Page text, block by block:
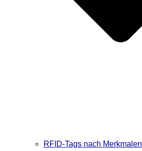
RFID-Tags nach Merkmalen